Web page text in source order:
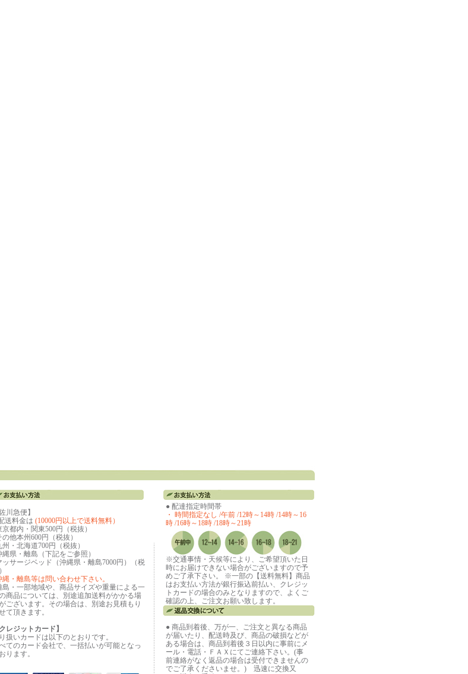
佐川急便】
送料金は (10000円以上で送料無料）
都内・関東500円（税抜）
他本州600円（税抜）
・北海道700円（税抜）
県・離島（下記をご参照）
ッサージベッド（沖縄県・離島7000円）（税
・離島等は問い合わせ下さい。
島・一部地域や、商品サイズや重量による一
商品については、別途追加送料がかかる場
ございます。その場合は、別途お見積もり
て頂きます。
クレジットカード】
扱いカードは以下のとおりです。
てのカード会社で、一括払いが可能となっ
ります。
● 配達指定時間帯
・ 時間指定なし /午前 /12時～14時 /14時～16
時 /16時～18時 /18時～21時
※交通事情・天候等により、ご希望頂いた日
時にお届けできない場合がございますので予
めご了承下さい。 ※一部の【送料無料】商品
はお支払い方法が銀行振込前払い、クレジッ
トカードの場合のみとなりますので、よくご
確認の上、ご注文お願い致します。
● 商品到着後、万が一、ご注文と異なる商品
が届いたり、配送時及び、商品の破損などが
ある場合は、商品到着後３日以内に事前にメ
ール・電話・ＦＡＸにてご連絡下さい。(事
前連絡がなく返品の場合は受付できませんの
でご了承くださいませ。) 迅速に交換又